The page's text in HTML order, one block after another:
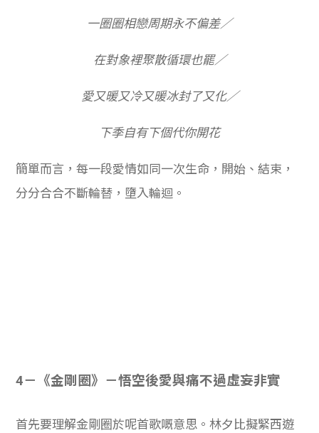
一圈圈相戀周期永不偏差／
在對象裡聚散循環也罷／
愛又暖又冷又暖冰封了又化／
下季自有下個代你開花
簡單而言，每一段愛情如同一次生命，開始、結束，
分分合合不斷輪替，墮入輪迴。
4－《金剛圈》－悟空後愛與痛不過虛妄非實
首先要理解金剛圈於呢首歌嘅意思。林夕比擬緊西遊